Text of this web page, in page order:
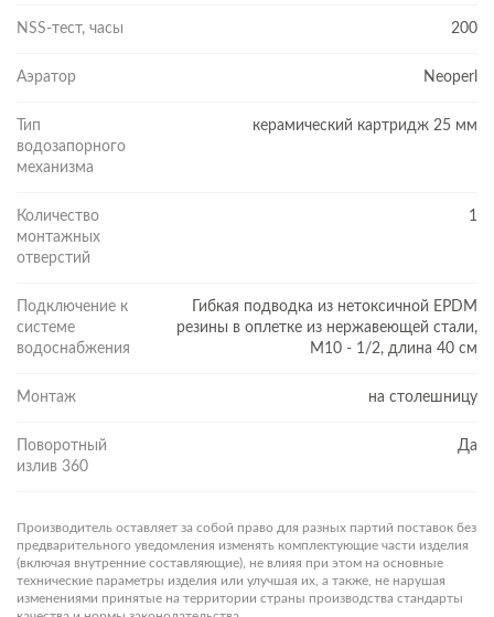
В Cersanit тщательно следят за качеством продукции: проверку
проходят сырьё и вся готовая продукция. Тестовые испытания
Cersanit соответствует ГОСТ 19681- 2016. На латунный корпус
смесителя действует гарантия 12 лет, на картридж — 5 лет.
ПРЕИМУЩЕСТВА СМЕСИТЕЛЕЙ ZEN
NSS-тест, часы 200
Аэратор Neoperl
Тип
водозапорного
механизма
керамический картридж 25 мм
Количество
монтажных
отверстий
1
Подключение к
системе
водоснабжения
Гибкая подводка из нетоксичной EPDM
резины в оплетке из нержавеющей стали,
М10 - 1/2, длина 40 см
Монтаж на столешницу
Поворотный
излив 360
Да
Производитель оставляет за собой право для разных партий поставок без
предварительного уведомления изменять комплектующие части изделия
(включая внутренние составляющие), не влияя при этом на основные
технические параметры изделия или улучшая их, а также, не нарушая
изменениями принятые на территории страны производства стандарты